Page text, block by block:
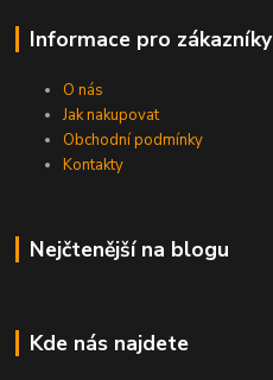
Informace pro zákazníky
O nás
Jak nakupovat
Obchodní podmínky
Kontakty
Nejčtenější na blogu
Kde nás najdete